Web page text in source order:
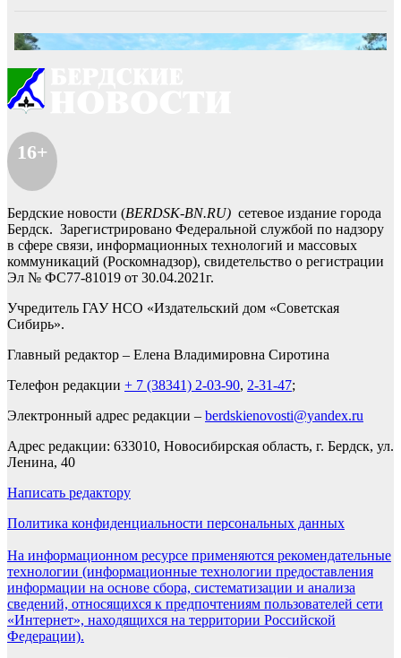
16+
Бердские новости (BERDSK-BN.RU) сетевое издание города
Бердск. Зарегистрировано Федеральной службой по надзору
в сфере связи, информационных технологий и массовых
коммуникаций (Роскомнадзор), свидетельство о регистрации
Эл № ФС77-81019 от 30.04.2021г.
Учредитель ГАУ НСО «Издательский дом «Советская
Сибирь».
Главный редактор – Елена Владимировна Сиротина
Телефон редакции + 7 (38341) 2-03-90, 2-31-47;
Электронный адрес редакции – berdskienovosti@yandex.ru
Адрес редакции: 633010, Новосибирская область, г. Бердск, ул.
Ленина, 40
Написать редактору
Политика конфиденциальности персональных данных
На информационном ресурсе применяются рекомендательные
технологии (информационные технологии предоставления
информации на основе сбора, систематизации и анализа
сведений, относящихся к предпочтениям пользователей сети
«Интернет», находящихся на территории Российской
Федерации).